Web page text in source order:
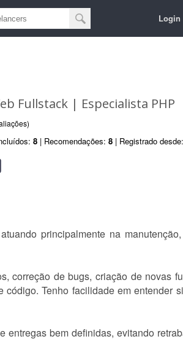
Login
Fullstack | Especialista PHP
8 | Recomendações: 8 | Registrado desde:
principalmente na
correção de bugs, criação de novas
Tenho facilidade em entender
entregas bem definidas, evitando